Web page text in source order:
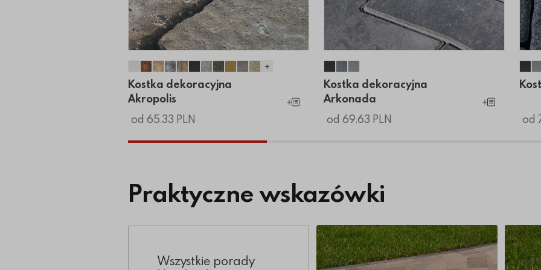
Kostka dekoracyjna Akropolis
Kostka dekoracyjna Akropolis
Kostka dekoracyjna Akropolis
Kostka dekoracyjna Akropolis
Kostka dekoracyjna Akropolis
Kostka dekoracyjna Akropolis
AKostka dekoracyjna Akropolis
Kostka dekoracyjna Akropolis
Kostka dekoracyjna Akropolis
Kostka dekoracyjna Akropolis
Kostka dekoracyjna Akropolis
+
Kostka dekoracyjna
Akropolis
od 65.33 PLN
Dodaj do koszyka
Kostka dekoracyjna Arkonada
Kostka dekoracyjna Arkonada
Kostka dekoracyjna Arkonada
Kostka dekoracyjna
Arkonada
od 69.63 PLN
Dodaj do koszyka
od
Praktyczne wskazówki
Wszystkie porady
Więcej o Dlaczego jakość kostki brukowejWięcej